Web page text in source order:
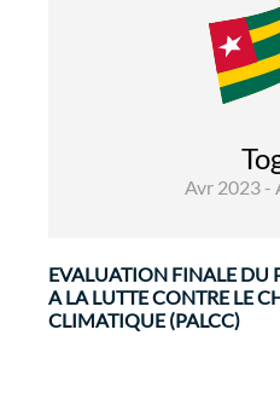
Avr 2023 -
Gouvernance
Le PALCC a été lancé le
EVALUATION FINALE DU
A LA LUTTE CONTRE LE
CLIMATIQUE (PALCC)